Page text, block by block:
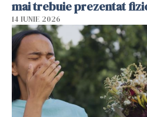
mai trebuie prezentat
14 IUNIE 2026